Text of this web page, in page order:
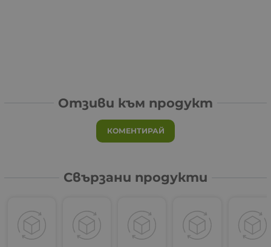
Отзиви към продукт
КОМЕНТИРАЙ
Свързани продукти